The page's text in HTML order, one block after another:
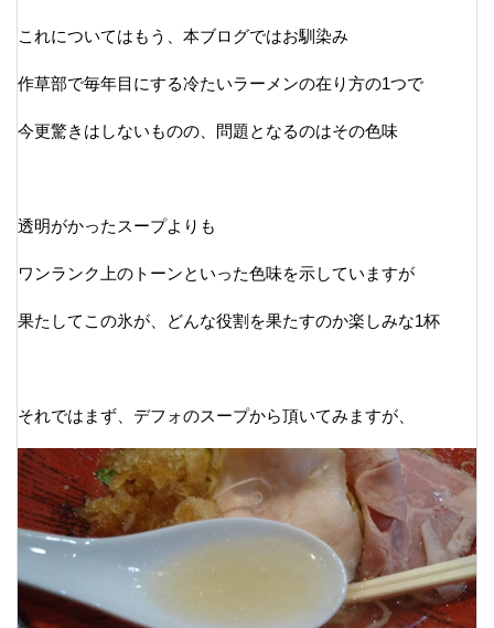
これについてはもう、本ブログではお馴染み
作草部で毎年目にする冷たいラーメンの在り方の1つで
今更驚きはしないものの、問題となるのはその色味
透明がかったスープよりも
ワンランク上のトーンといった色味を示していますが
果たしてこの氷が、どんな役割を果たすのか楽しみな1杯
それではまず、デフォのスープから頂いてみますが、